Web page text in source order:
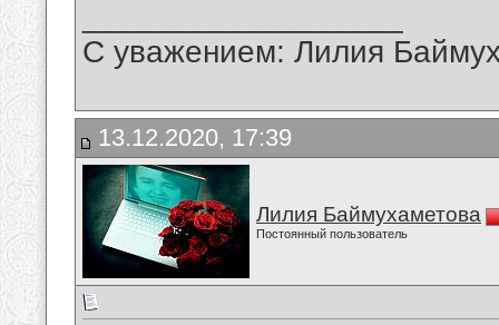
С уважением: Лилия
13.12.2020, 17:39
Лилия Баймухаметова
Постоянный пользователь